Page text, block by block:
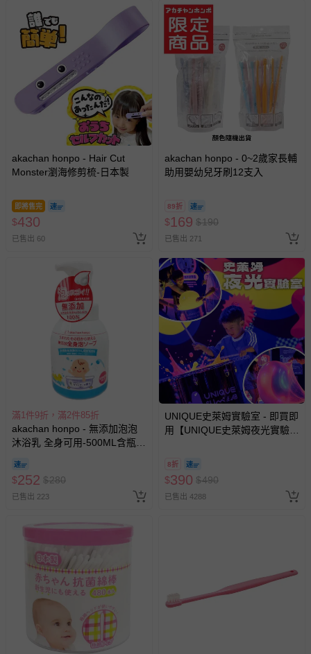
部分商品依據消費者保護法的規定，不適用七天鑑賞期/猶
豫期範圍：
易於腐敗、保存期限較短或解約時即將逾期（例如生鮮
商品、食品等）。
客製化商品（例如客製生日書、姓名貼等）。
報紙、期刊或雜誌（惟書籍如經拆封、使用，則酌收整
新費用）。
經消費者拆封之影音商品或電腦軟體（例如 DVD、CD
等）。
非以有形媒介提供之數位內容或一經提供即為完成之線
-個人衛生用品（例如尿布、貼身衣物、泳裝、襪子、地
-新生兒親膚衣物（嬰幼兒包巾與背巾、包屁衣、學習
褲、紗布衣等）。
-接觸性孕哺產品（奶嘴、奶瓶、擠乳器、哺乳衣、托腹
帶束縛衣、餐搖椅等）。
-其他原廠盒裝商品封口處已貼上「不可拆封」，或具警
示字句等說明貼紙、封條者。
國際航空、客運、訂房等服務。
相關的退換貨辦理流程，可詳見：退換貨 & 退款問題
其他常見問題：
區，可能會無法配送，或須依據商品需加收離島運費。廠商
亦保留出貨與否的權利。離島、偏遠地區、樓層親送等加價
費用，可能會另需加收。
商品實際的配達日期，可於訂單個人資料內的查詢訂單內，
已出貨通知之訊息為主。
如您收到商品，請依正常流程檢查是否完好，若商品遇瑕疵
情形，您可申請更換新品或退貨，請見：
退貨的辦理流程。
若您對於會員帳號、商品訂購與資訊、購物流程、付款方
式、折價券與購物金的使用、退貨及商品運送方式等有疑
問，你可詳見： 媽咪愛客服中心
預購商品：預購為海外同步代購，遇缺貨即會通知媽咪並協
akachan honpo - Hair Cut
Monster瀏海修剪梳-日本製
即將售完
$430
已售出 60
akachan honpo - 0~2歲家長輔
助用嬰幼兒牙刷12支入
89折
$169 $190
已售出 271
滿1件9折，滿2件85折
akachan honpo - 無添加泡泡
沐浴乳 全身可用-500ML含瓶-
$252 $280
已售出 223
UNIQUE史萊姆實驗室 - 即買即
用【UNIQUE史萊姆夜光實驗室
人小孩均一價(3歲以上需購票))
8折
$390 $490
已售出 4288